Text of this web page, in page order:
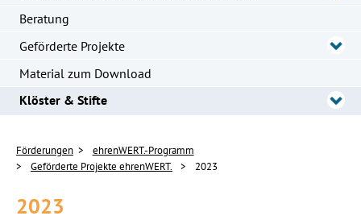
Beratung
Geförderte Projekte
Material zum Download
Klöster & Stifte
Förderungen
ehrenWERT.-Programm
Geförderte Projekte ehrenWERT.
2023
2023